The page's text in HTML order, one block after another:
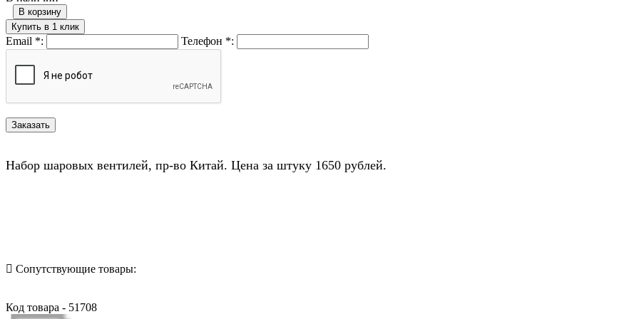
В корзину
Купить в 1 клик
Email *: Телефон *:
Набор шаровых вентилей, пр-во Китай. Цена за штуку 1650 рублей.
Сопутствующие товары:
Код товара - 51708